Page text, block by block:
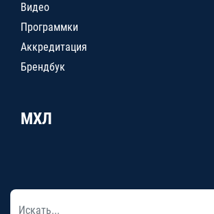
Видео
Программки
Аккредитация
Брендбук
МХЛ